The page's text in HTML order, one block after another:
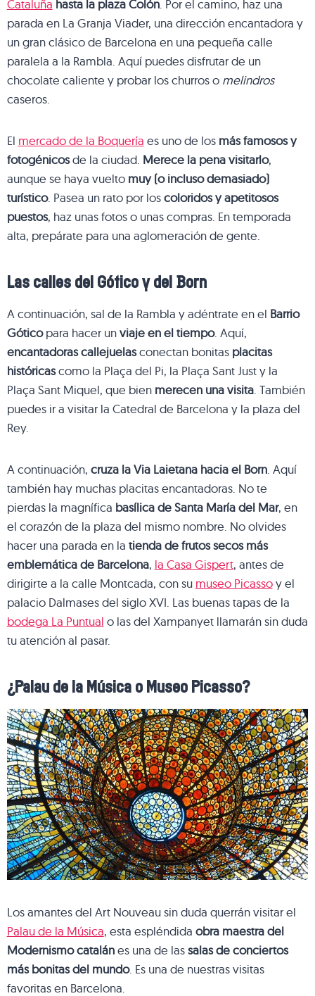
Cataluña hasta la plaza Colón. Por el camino, haz una
parada en La Granja Viader, una dirección encantadora y
un gran clásico de Barcelona en una pequeña calle
paralela a la Rambla. Aquí puedes disfrutar de un
chocolate caliente y probar los churros o melindros
caseros.
El mercado de la Boquería es uno de los más famosos y
fotogénicosde la ciudad. Merece la pena visitarlo,
aunque se haya vuelto muy (o incluso demasiado)
turístico. Pasea un rato por loscoloridos y apetitosos
puestos, haz unas fotos o unas compras. En temporada
alta, prepárate para una aglomeración de gente.
Las calles del Gótico y del Born
A continuación, sal de la Rambla y adéntrate en el Barrio
Góticopara hacer unviaje en el tiempo. Aquí,
encantadoras callejuelasconectan bonitas placitas
históricascomo la Plaça del Pi, la Plaça Sant Just y la
Plaça Sant Miquel, que bien merecen una visita. También
puedes ir a visitar la Catedral de Barcelona y la plaza del
Rey.
A continuación, cruza la Via Laietana hacia el Born. Aquí
también hay muchas placitas encantadoras. No te
pierdas la magnífica basílica de Santa María del Mar, en
el corazón de la plaza del mismo nombre. No olvides
hacer una parada en la tienda de frutos secos más
emblemática de Barcelona, la Casa Gispert, antes de
dirigirte a la calle Montcada, con su museo Picassoy el
palacio Dalmases del siglo XVI. Las buenas tapas de la
bodega La Puntual o las del Xampanyet llamarán sin duda
tu atención al pasar.
¿Palau de la Música o Museo Picasso?
Los amantes del Art Nouveau sin duda querrán visitar el
Palau de la Música, esta espléndida obra maestra del
Modernismo catalánes una de lassalas de conciertos
más bonitas del mundo. Es una de nuestras visitas
favoritas en Barcelona.